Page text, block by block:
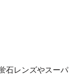
石レンズやスーパ